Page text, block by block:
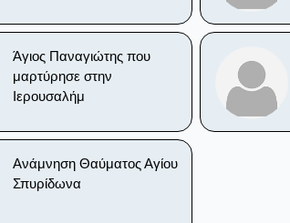
Άγιος Παναγιώτης που
μαρτύρησε στην
Ιερουσαλήμ
Ανάμνηση Θαύματος Αγίου
Σπυρίδωνα